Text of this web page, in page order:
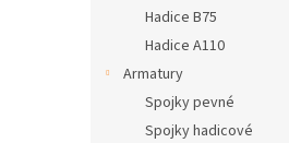
Hadice B75
Hadice A110
Armatury
Spojky pevné
Spojky hadicové